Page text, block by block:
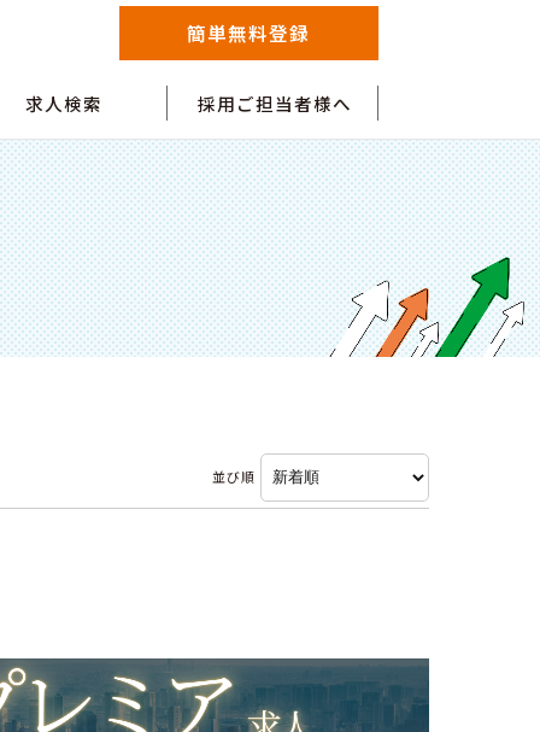
簡単無料登録
求人検索 採用ご担当者様へ
並び順